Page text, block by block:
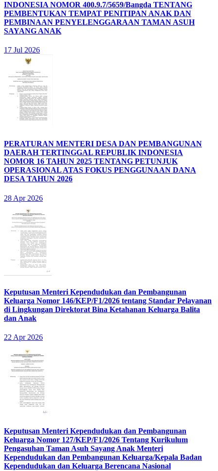
INDONESIA NOMOR 400.9.7/5659/Bangda TENTANG
PEMBENTUKAN TEMPAT PENITIPAN ANAK DAN
PEMBINAAN PENYELENGGARAAN TAMAN ASUH
SAYANG ANAK
17 Jul 2026
PERATURAN MENTERI DESA DAN PEMBANGUNAN
DAERAH TERTINGGAL REPUBLIK INDONESIA
NOMOR 16 TAHUN 2025 TENTANG PETUNJUK
OPERASIONAL ATAS FOKUS PENGGUNAAN DANA
DESA TAHUN 2026
28 Apr 2026
Keputusan Menteri Kependudukan dan Pembangunan
Keluarga Nomor 146/KEP/F1/2026 tentang Standar Pelayanan
di Lingkungan Direktorat Bina Ketahanan Keluarga Balita
dan Anak
22 Apr 2026
Keputusan Menteri Kependudukan dan Pembangunan
Keluarga Nomor 127/KEP/F1/2026 Tentang Kurikulum
Pengasuhan Taman Asuh Sayang Anak Menteri
Kependudukan dan Pembangunan Keluarga/Kepala Badan
Kependudukan dan Keluarga Berencana Nasional